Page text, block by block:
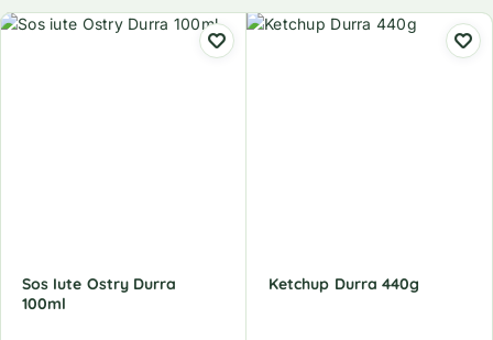
Sos Iute Ostry Durra
100ml
Ketchup Durra 440g